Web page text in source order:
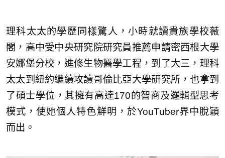
理科太太的學歷同樣驚人，小時就讀貴族學校薇
閣，高中受中央研究院研究員推薦申請密西根大學
安娜堡分校，進修生物醫學工程，到了大三，理科
太太到紐約繼續攻讀哥倫比亞大學研究所，也拿到
了碩士學位，其擁有高達170的智商及邏輯型思考
模式，使她個人特色鮮明，於YouTuber界中脫穎
而出。